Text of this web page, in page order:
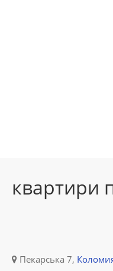
квартири
Пекарська 7,